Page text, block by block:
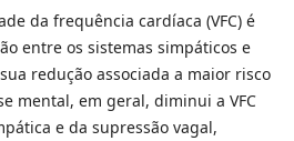
da frequência cardíaca (VFC) é
entre os sistemas simpáticos e
redução associada a maior risco
mental, em geral, diminui a VFC
e da supressão vagal,